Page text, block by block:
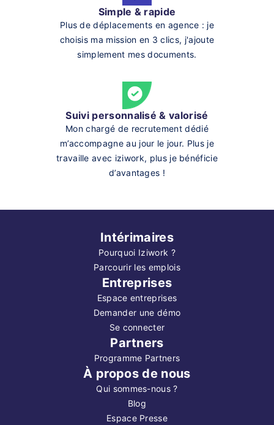
Simple & rapide
Plus de déplacements en agence : je
choisis ma mission en 3 clics, j'ajoute
simplement mes documents.
Suivi personnalisé & valorisé
Mon chargé de recrutement dédié
m’accompagne au jour le jour. Plus je
travaille avec iziwork, plus je bénéficie
d’avantages !
Intérimaires
Pourquoi Iziwork ?
Parcourir les emplois
Entreprises
Espace entreprises
Demander une démo
Se connecter
Partners
Programme Partners
À propos de nous
Qui sommes-nous ?
Blog
Espace Presse